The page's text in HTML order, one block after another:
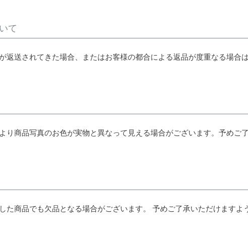
て
返送されてきた場合、またはお客様の都合による返品が度重なる場合
り商品写真のお色が実物と異なって見える場合がございます。予めご
た商品でも欠品となる場合がございます。 予めご了承いただけますよ